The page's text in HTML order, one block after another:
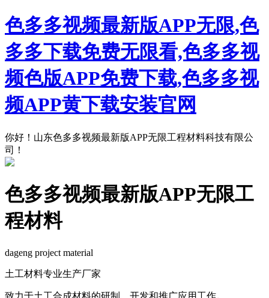
色多多视频最新版APP无限,色
多多下载免费无限看,色多多视
频色版APP免费下载,色多多视
频APP黄下载安装官网
你好！山东色多多视频最新版APP无限工程材料科技有限公
司！
色多多视频最新版APP无限工
程材料
dageng project material
土工材料专业生产厂家
致力于土工合成材料的研制、开发和推广应用工作。